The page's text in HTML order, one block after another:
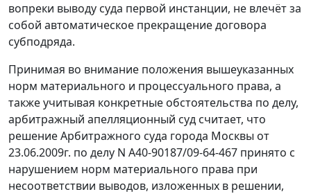
вопреки выводу суда первой инстанции, не влечёт за
собой автоматическое прекращение договора
субподряда.
Принимая во внимание положения вышеуказанных
норм материального и процессуального права, а
также учитывая конкретные обстоятельства по делу,
арбитражный апелляционный суд считает, что
решение Арбитражного суда города Москвы от
23.06.2009г. по делу N А40-90187/09-64-467 принято с
нарушением норм материального права при
несоответствии выводов, изложенных в решении,